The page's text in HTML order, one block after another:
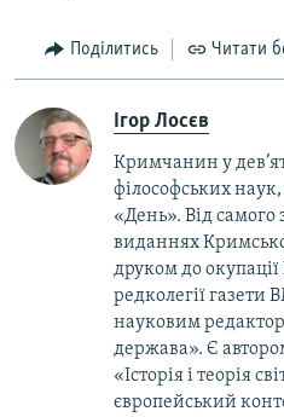
Поділитись Читати
Ігор Лосєв
Кримчанин у
філософських
«День». Від
виданнях
друком до
редколегії газети
науковим
держава». Є
«Історія і теорія
європейський